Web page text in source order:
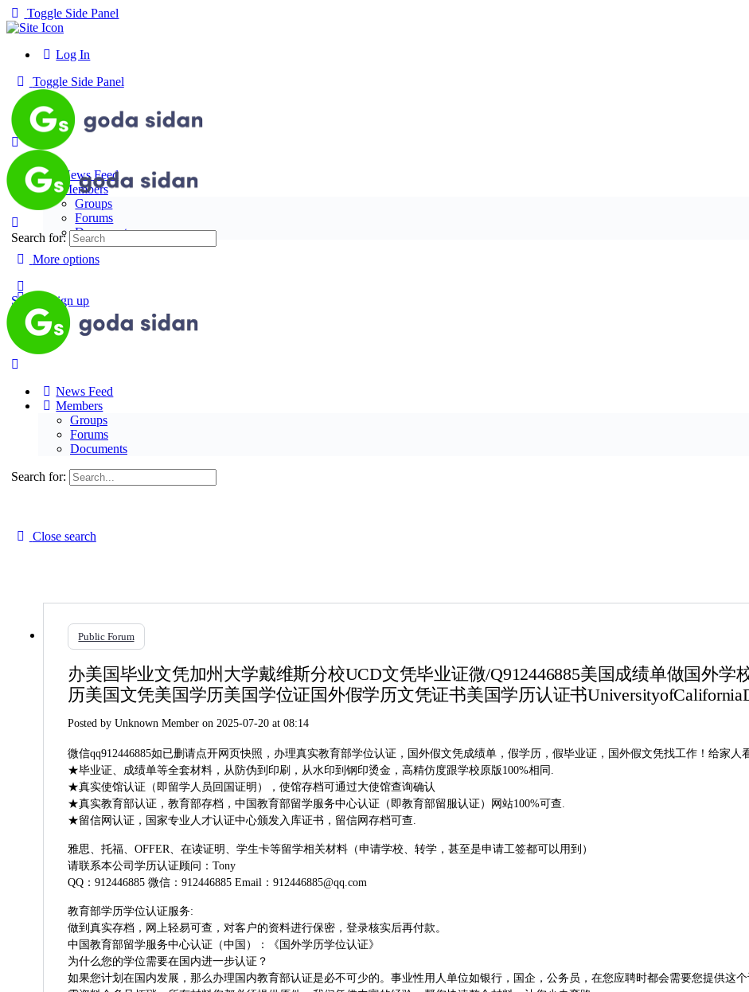
Toggle Side Panel
Log In
Toggle Side Panel
News Feed
Members
Groups
Forums
Documents
More options
Sign in Sign up
Search for:
News Feed
Members
Groups
Forums
Documents
Search for:
Close search
Public Forum
办美国毕业文凭加州大学戴维斯分校UCD文凭毕业证微/Q912446885美国成绩单做国外
历美国文凭美国学历美国学位证国外假学历文凭证书美国学历认证书
Posted byUnknown Member on 2025-07-20 at 08:14
微信qq912446885如已删请点开网页快照，办理真实教育部学位认证，国外假文凭成绩单，假学历，假毕业证，国外假文凭找工作！给家人
★毕业证、成绩单等全套材料，从防伪到印刷，从水印到钢印烫金，高精仿度跟学校原版100%相同.
★真实使馆认证（即留学人员回国证明），使馆存档可通过大使馆查询确认
★真实教育部认证，教育部存档，中国教育部留学服务中心认证（即教育部留服认证）网站100%可查.
★留信网认证，国家专业人才认证中心颁发入库证书，留信网存档可查.
雅思、托福、OFFER、在读证明、学生卡等留学相关材料（申请学校、转学，甚至是申请工签都可以用到）
请联系本公司学历认证顾问：Tony
QQ：912446885 微信：912446885 Email：912446885@qq.com
教育部学历学位认证服务:
做到真实存档，网上轻易可查，对客户的资料进行保密，登录核实后再付款。
中国教育部留学服务中心认证（中国）：《国外学历学位认证》
为什么您的学位需要在国内进一步认证？
如果您计划在国内发展，那么办理国内教育部认证是必不可少的。事业性用人单位如银行，国企，公务员，在您应聘时都会需要您提供这